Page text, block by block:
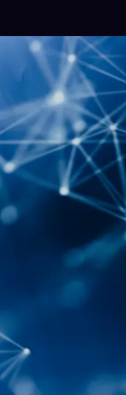
今晚吃什
餸一湯的完美晚餐組合,
惱
立即下載